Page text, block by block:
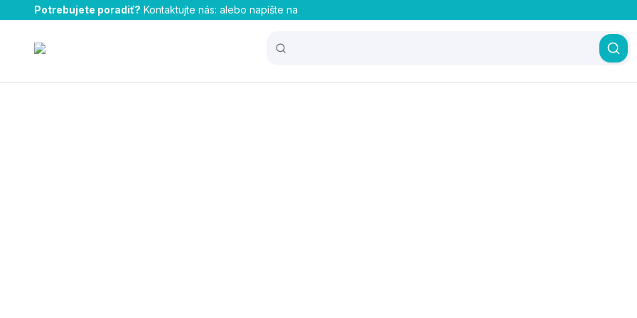
Potrebujete poradiť? Kontaktujte nás: alebo napíšte na